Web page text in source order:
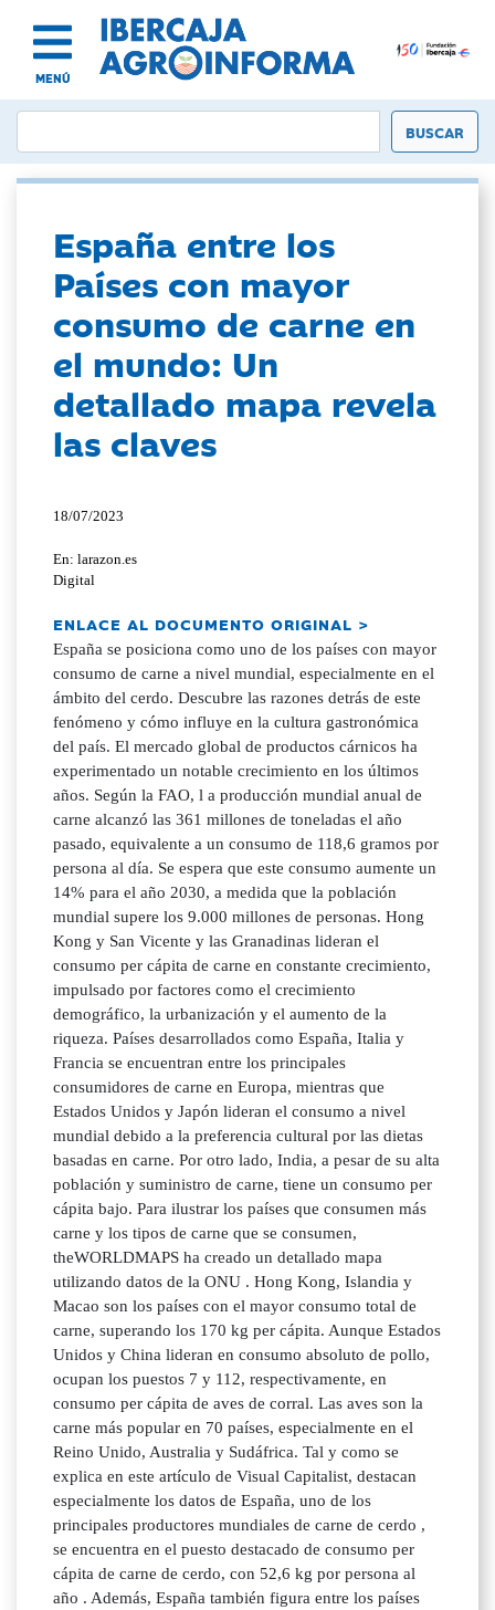
MENÚ
España entre los
Países con mayor
consumo de carne en
el mundo: Un
detallado mapa revela
las claves
18/07/2023
En: larazon.es
Digital
ENLACE AL DOCUMENTO ORIGINAL >
España se posiciona como uno de los países con mayor
consumo de carne a nivel mundial, especialmente en el
ámbito del cerdo. Descubre las razones detrás de este
fenómeno y cómo influye en la cultura gastronómica
del país. El mercado global de productos cárnicos ha
experimentado un notable crecimiento en los últimos
años. Según la FAO, l a producción mundial anual de
carne alcanzó las 361 millones de toneladas el año
pasado, equivalente a un consumo de 118,6 gramos por
persona al día. Se espera que este consumo aumente un
14% para el año 2030, a medida que la población
mundial supere los 9.000 millones de personas. Hong
Kong y San Vicente y las Granadinas lideran el
consumo per cápita de carne en constante crecimiento,
impulsado por factores como el crecimiento
demográfico, la urbanización y el aumento de la
riqueza. Países desarrollados como España, Italia y
Francia se encuentran entre los principales
consumidores de carne en Europa, mientras que
Estados Unidos y Japón lideran el consumo a nivel
mundial debido a la preferencia cultural por las dietas
basadas en carne. Por otro lado, India, a pesar de su alta
población y suministro de carne, tiene un consumo per
cápita bajo. Para ilustrar los países que consumen más
carne y los tipos de carne que se consumen,
theWORLDMAPS ha creado un detallado mapa
utilizando datos de la ONU . Hong Kong, Islandia y
Macao son los países con el mayor consumo total de
carne, superando los 170 kg per cápita. Aunque Estados
Unidos y China lideran en consumo absoluto de pollo,
ocupan los puestos 7 y 112, respectivamente, en
consumo per cápita de aves de corral. Las aves son la
carne más popular en 70 países, especialmente en el
Reino Unido, Australia y Sudáfrica. Tal y como se
explica en este artículo de Visual Capitalist, destacan
especialmente los datos de España, uno de los
principales productores mundiales de carne de cerdo ,
se encuentra en el puesto destacado de consumo per
cápita de carne de cerdo, con 52,6 kg por persona al
año . Además, España también figura entre los países